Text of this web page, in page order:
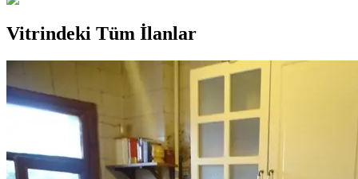
Vitrindeki Tüm İlanlar